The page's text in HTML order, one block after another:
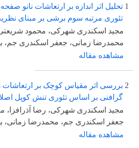
1 تحلیل اثر اندازه بر ارتعاشات نانو
تئوری مرتبه سوم برشی بر مبنای
مجید اسکندری شهرکی، محمود
محمدرضا زمانی، جعفر اسکندری جم،
مشاهده مقاله
2 بررسی اثر مقیاس کوچک بر ارتعاشات
گرافنی بر اساس تئوری تنش کوپل
مجید اسکندری شهرکی، رضا
جعفر اسکندری جم، محمدرضا زمانی،
مشاهده مقاله